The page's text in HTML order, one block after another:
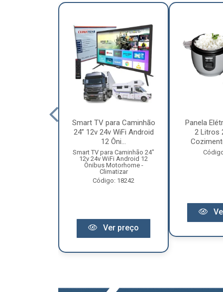
Smart TV para Caminhão
24” 12v 24v WiFi Android
12 Ôni...
Smart TV para Caminhão 24"
12v 24v WiFi Android 12
Ônibus Motorhome -
Climatizar
Código: 18242
Ver preço
Panela
2 Litros